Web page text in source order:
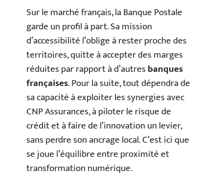
Sur le marché français, la Banque Postale
garde un profil à part. Sa mission
d’accessibilité l’oblige à rester proche des
territoires, quitte à accepter des marges
réduites par rapport à d’autresbanques
françaises. Pour la suite, tout dépendra de
sa capacité à exploiter les synergies avec
CNP Assurances, à piloter le risque de
crédit et à faire de l’innovation un levier,
sans perdre son ancrage local. C’est ici que
se joue l’équilibre entre proximité et
transformation numérique.